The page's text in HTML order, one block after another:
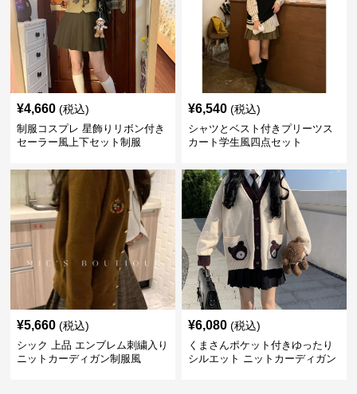
¥4,660 (税込)
制服コスプレ 星飾りリボン付き
セーラー風上下セット制服
¥6,540 (税込)
シャツとベスト付きプリーツス
カート学生風四点セット
¥5,660 (税込)
シック 上品 エンブレム刺繍入り
ニットカーディガン制服風
¥6,080 (税込)
くまさんポケット付きゆったり
シルエット ニットカーディガン